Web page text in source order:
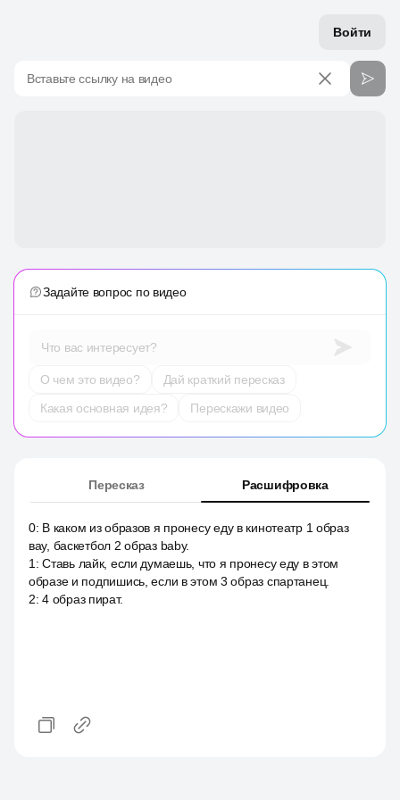
Войти
Вставьте ссылку на видео
Задайте вопрос по видео
Что вас интересует?
О чем это видео?
Дай краткий пересказ
Какая основная идея?
Перескажи видео
Пересказ Расшифровка
0: В каком из образов я пронесу еду в кинотеатр 1 образ
вау, баскетбол 2 образ baby.
1 :Ставь лайк, если думаешь, что я пронесу еду в этом
образе и подпишись, если в этом 3 образ спартанец.
2:4 образ пират.